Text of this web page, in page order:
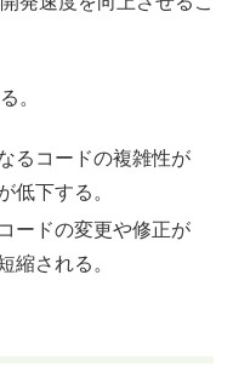
。
るコードの複雑性が
低下する。
ードの変更や修正が
縮される。